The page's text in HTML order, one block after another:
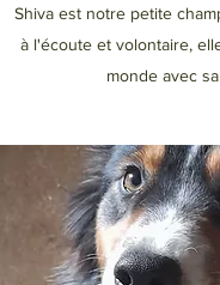
Shiva est notre petite
à l'écoute et volontaire,
monde avec